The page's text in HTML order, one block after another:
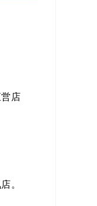
店
。